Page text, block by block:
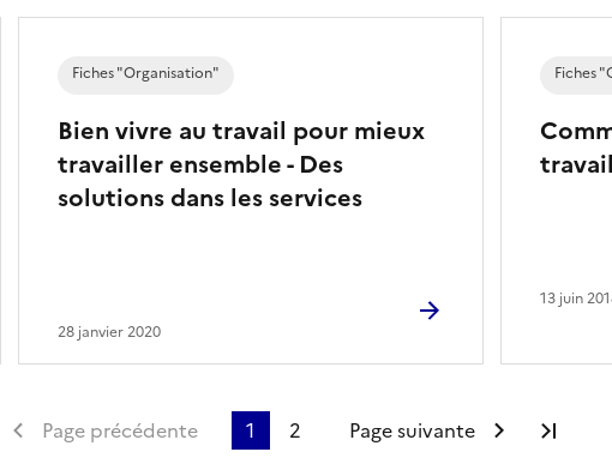
Bien vivre au travail pour mieux
travailler ensemble - Des
solutions dans les services
Fiches "Organisation"
28 janvier 2020
Fiches
13 juin
Première page
Page précédente 1 2 Page suivante